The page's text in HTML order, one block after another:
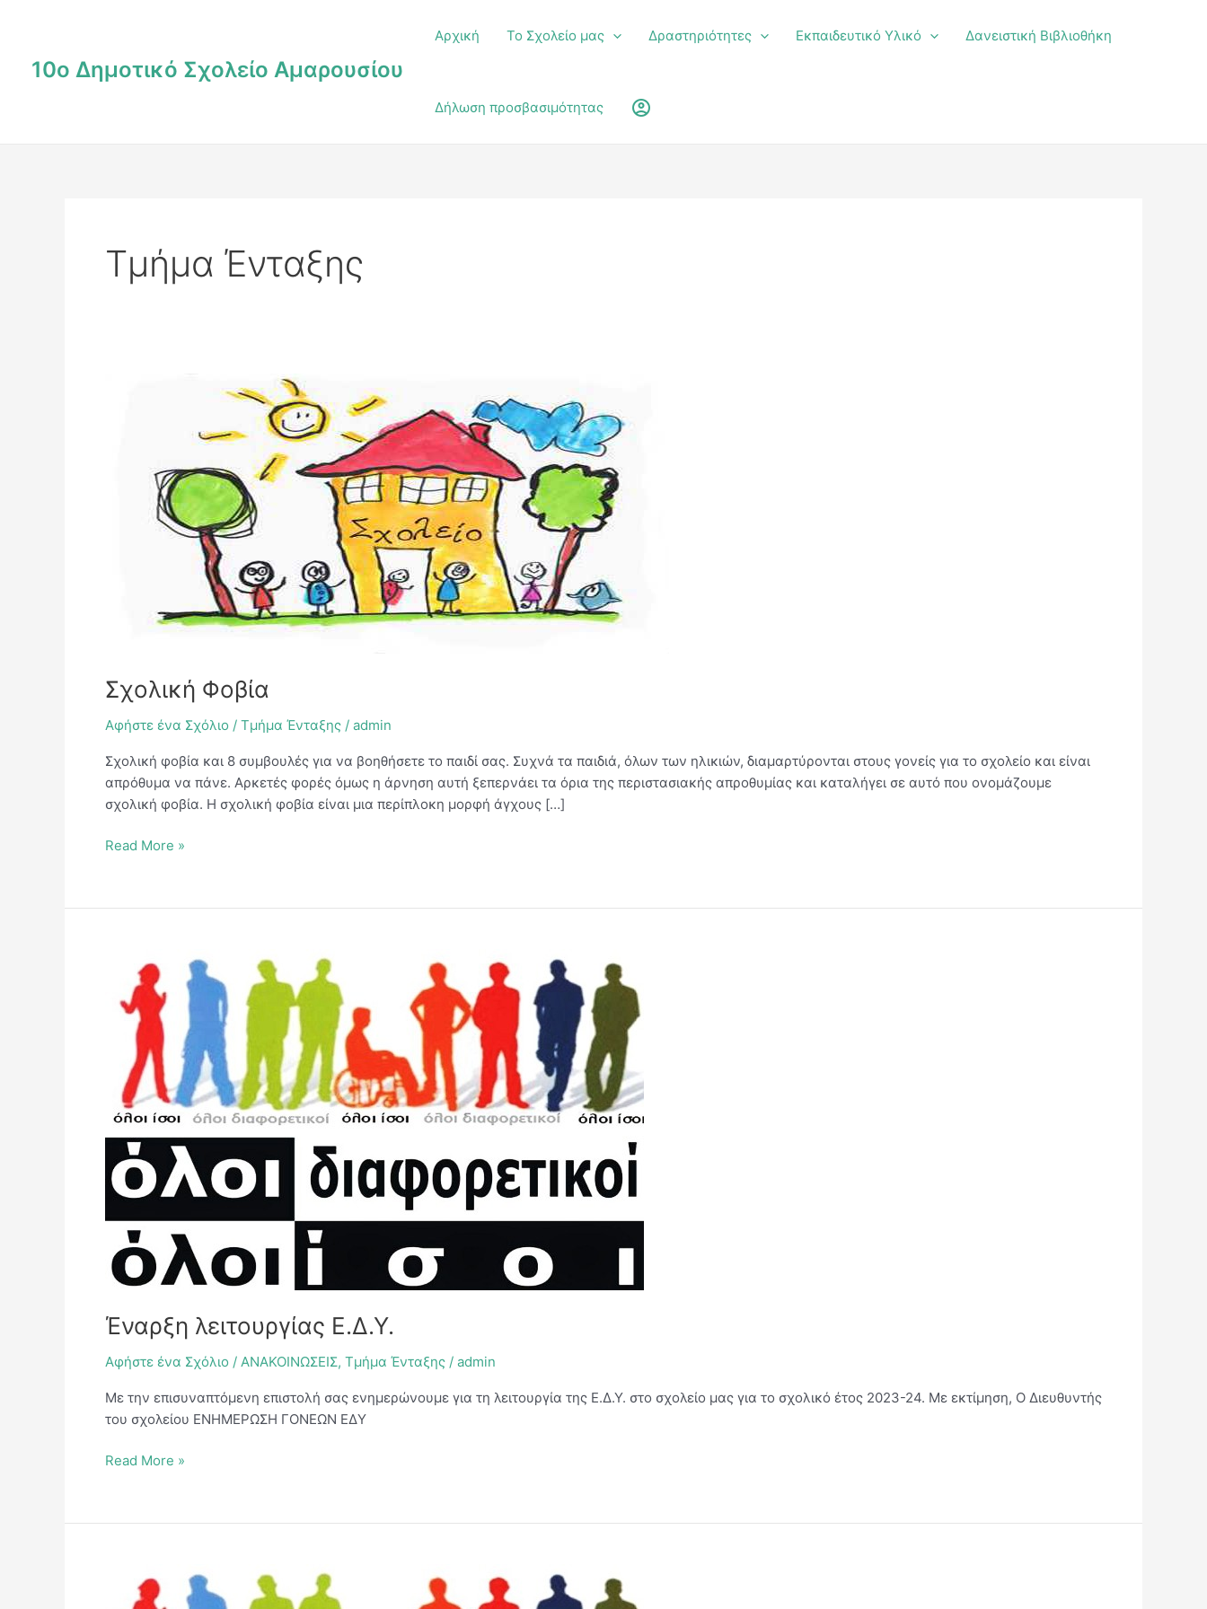
10ο Δημοτικό Σχολείο Αμαρουσίου
Αρχική Το Σχολείο μας Δραστηριότητες Εκπαιδευτικό Υλικό Δανειστική Βιβλιοθήκη
Δήλωση προσβασιμότητας account_circle
Τμήμα Ένταξης
Σχολική Φοβία
Αφήστε ένα Σχόλιο / Τμήμα Ένταξης / admin
Σχολική φοβία και 8 συμβουλές για να βοηθήσετε το παιδί σας. Συχνά τα παιδιά, όλων των ηλικιών, διαμαρτύρονται στους γονείς για το σχολείο και είναι
απρόθυμα να πάνε. Αρκετές φορές όμως η άρνηση αυτή ξεπερνάει τα όρια της περιστασιακής απροθυμίας και καταλήγει σε αυτό που ονομάζουμε
σχολική φοβία. Η σχολική φοβία είναι μια περίπλοκη μορφή άγχους […]
Read More »
Έναρξη λειτουργίας Ε.Δ.Υ.
Αφήστε ένα Σχόλιο / ΑΝΑΚΟΙΝΩΣΕΙΣ, Τμήμα Ένταξης / admin
Με την επισυναπτόμενη επιστολή σας ενημερώνουμε για τη λειτουργία της Ε.Δ.Υ. στο σχολείο μας για το σχολικό έτος 2023-24. Με εκτίμηση, Ο Διευθυντής
του σχολείου ΕΝΗΜΕΡΩΣΗ ΓΟΝΕΩΝ ΕΔΥ
Έναρξη
λειτουργίας
Ε.Δ.Υ.
Read More »
Μαθητές